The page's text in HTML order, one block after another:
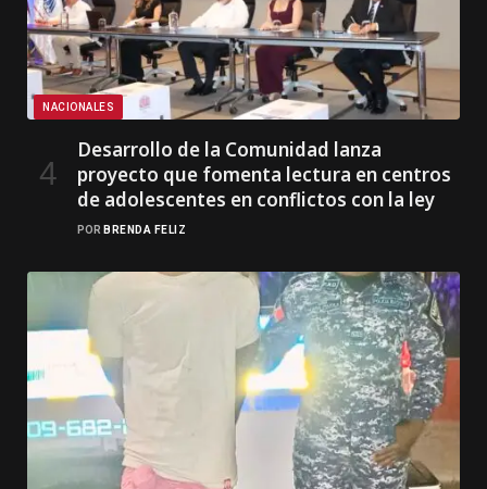
NACIONALES
Desarrollo de la Comunidad lanza
proyecto que fomenta lectura en centros
de adolescentes en conflictos con la ley
POR BRENDA FELIZ